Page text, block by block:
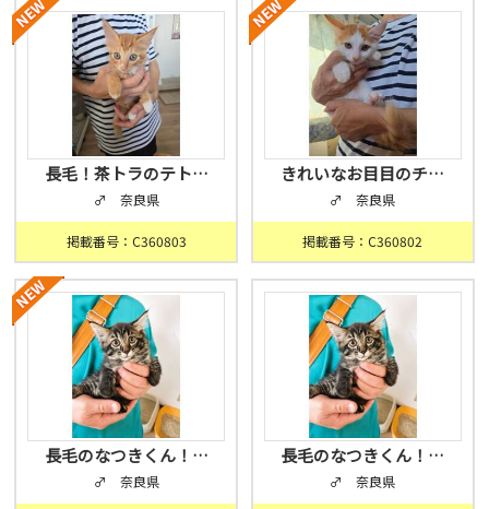
長毛！茶トラのテト…
♂ 奈良県
掲載番号：C360803
きれいなお目目のチ…
♂ 奈良県
掲載番号：C360802
長毛のなつきくん！…
♂ 奈良県
長毛のなつきくん！…
♂ 奈良県